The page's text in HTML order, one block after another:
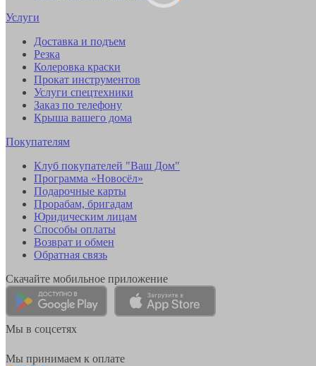
Услуги
Доставка и подъем
Резка
Колеровка краски
Прокат инструментов
Услуги спецтехники
Заказ по телефону
Крыша вашего дома
Покупателям
Клуб покупателей "Ваш Дом"
Программа «Новосёл»
Подарочные карты
Прорабам, бригадам
Юридическим лицам
Способы оплаты
Возврат и обмен
Обратная связь
Скачайте мобильное приложение
Мы в соцсетях
Мы принимаем к оплате